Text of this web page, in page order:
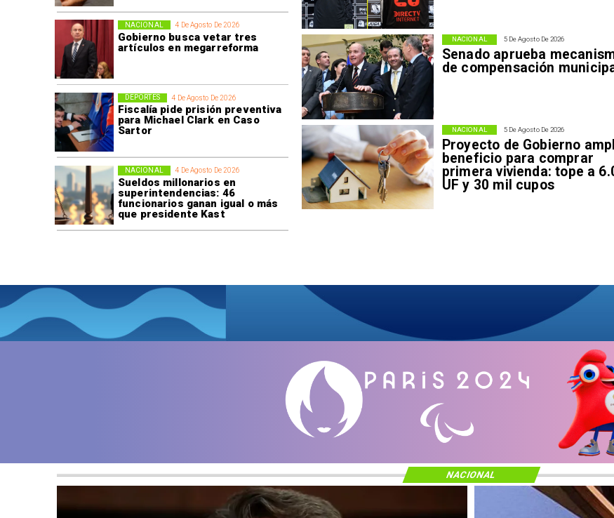
4 De Agosto De 2026
Gobierno busca vetar tres
artículos en megarreforma
NACIONAL
4 De Agosto De 2026
Fiscalía pide prisión preventiva
para Michael Clark en Caso
Sartor
DEPORTES
4 De Agosto De 2026
Sueldos millonarios en
superintendencias: 46
funcionarios ganan igual o más
que presidente Kast
NACIONAL
5 De Agosto De 2026
Senado aprueba
de compensación
NACIONAL
5 De Agosto De 2026
Proyecto de Gobierno
beneficio para comprar
primera vivienda: tope a
UF y 30 mil cupos
NACIONAL
NACIONAL